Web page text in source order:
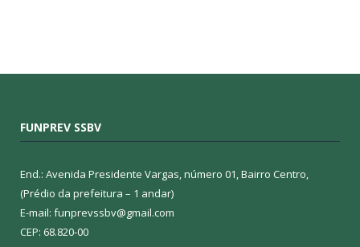
FUNPREV SSBV
End.: Avenida Presidente Vargas, número 01, Bairro Centro,
(Prédio da prefeitura – 1 andar)
E-mail: funprevssbv@gmail.com
CEP: 68.820-00